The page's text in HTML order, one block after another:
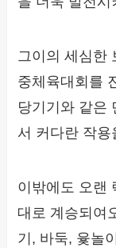
그이의 세심한
중체육대회를
당기기와 같은
서 커다란 작용
이밖에도 오랜
대로 계승되여
기, 바둑, 윷놀